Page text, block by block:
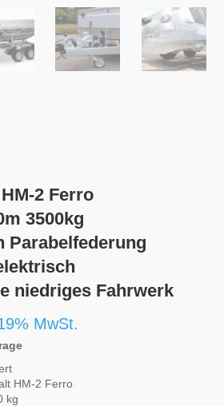
2 Ferro
3500kg
Parabelfederung
niedriges Fahrwerk
MwSt.
HM-2 Ferro
kg